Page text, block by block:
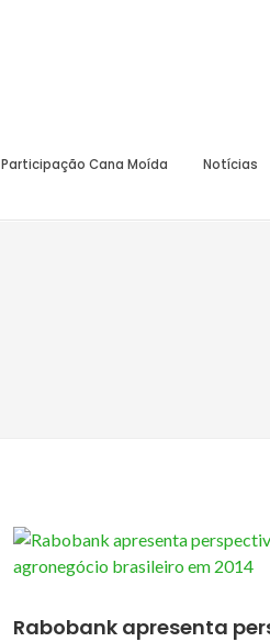
Participação Cana Moída Notícias
Rabobank apresenta